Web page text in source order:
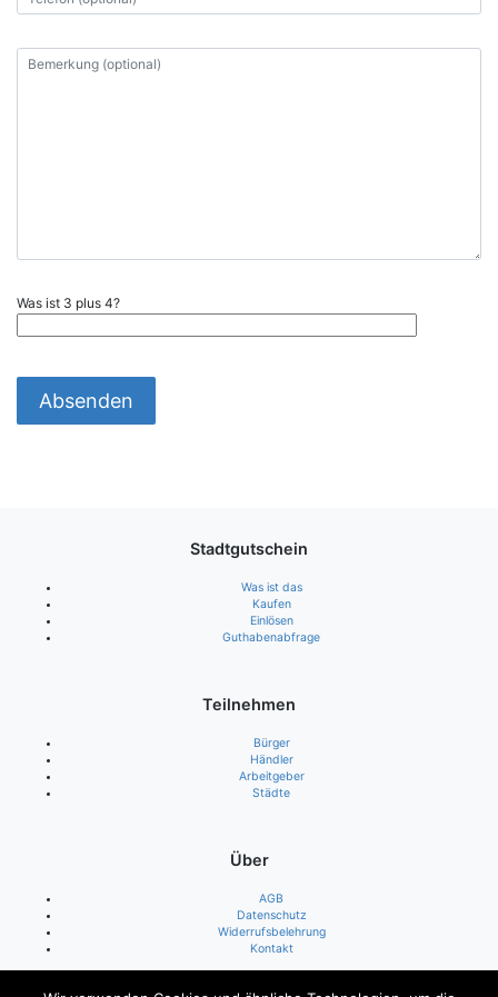
Was ist 3 plus 4?
Stadtgutschein
Was ist das
Kaufen
Einlösen
Guthabenabfrage
Teilnehmen
Bürger
Händler
Arbeitgeber
Städte
Über
AGB
Datenschutz
Widerrufsbelehrung
Kontakt